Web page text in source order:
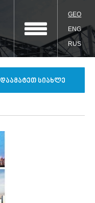
GEO
ENG
RUS
დაამატეთ სიახლე